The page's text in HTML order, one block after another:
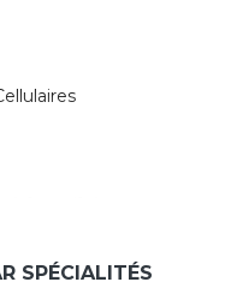
et Post-partum
SPÉCIALITÉS